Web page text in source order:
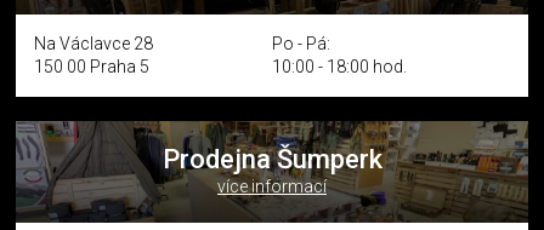
Na Václavce 28
150 00 Praha 5
Po - Pá:
10:00 - 18:00 hod.
Prodejna Šumperk
více informací